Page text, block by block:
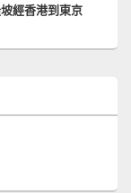
經香港到東京